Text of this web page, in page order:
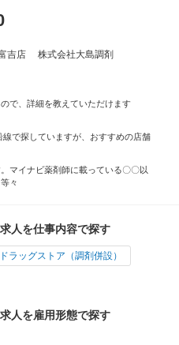
吉店 株式会社大島調剤
で、詳細を教えていただけます
線で探していますが、おすすめの店舗
マイナビ薬剤師に載っている〇〇以
々
人を仕事内容で探す
ドラッグストア（調剤併設）
人を雇用形態で探す